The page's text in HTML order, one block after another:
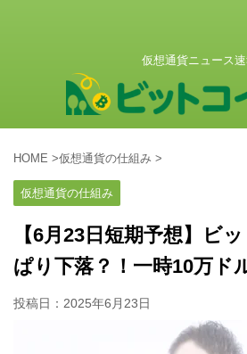
仮想通貨ニュース
HOME >仮想通貨の仕組み >
仮想通貨の仕組み
【6月23日短期予想】ビ
ぱり下落？！一時10万ド
投稿日： 2025年6月23日